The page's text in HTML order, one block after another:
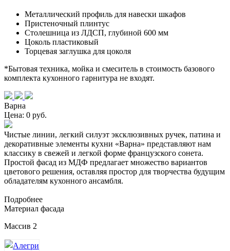
Металлический профиль для навески шкафов
Пристеночный плинтус
Столешница из ЛДСП, глубиной 600 мм
Цоколь пластиковый
Торцевая заглушка для цоколя
*Бытовая техника, мойка и смеситель в стоимость базового
комплекта кухонного гарнитура не входят.
Варна
Цена: 0 руб.
Чистые линии, легкий силуэт эксклюзивных ручек, патина и
декоративные элементы кухни «Варна» представляют нам
классику в свежей и легкой форме французского сонета.
Простой фасад из МДФ предлагает множество вариантов
цветового решения, оставляя простор для творчества будущим
обладателям кухонного ансамбля.
Подробнее
Материал фасада
Массив 2